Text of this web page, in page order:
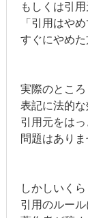
もしくは引
「引用はや
すぐにやめた
実際のとこ
表記に法的な
引用元をは
問題はありま
しかしいくら
引用のルール